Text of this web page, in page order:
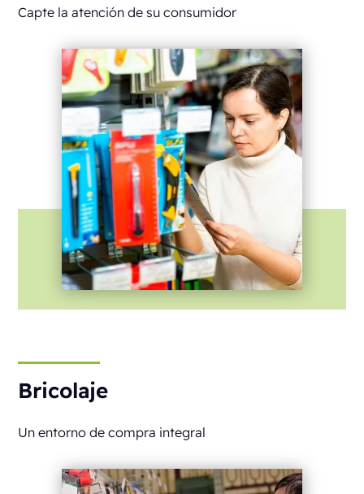
Capte la atención de su consumidor
Bricolaje
Un entorno de compra integral